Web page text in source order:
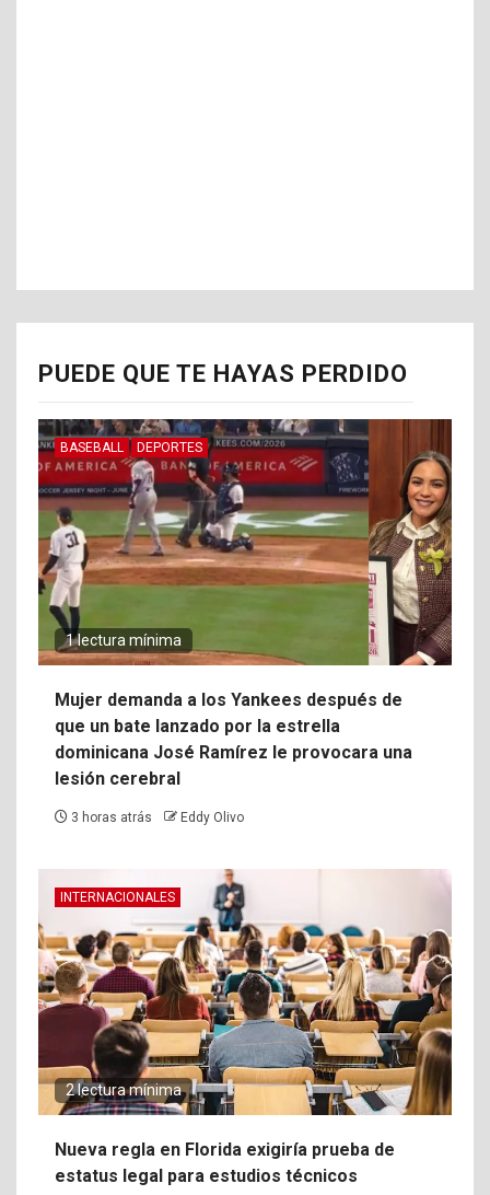
PUEDE QUE TE HAYAS PERDIDO
BASEBALL DEPORTES
1 lectura mínima
Mujer demanda a los Yankees después de
que un bate lanzado por la estrella
dominicana José Ramírez le provocara una
lesión cerebral
3 horas atrás Eddy Olivo
INTERNACIONALES
2 lectura mínima
Nueva regla en Florida exigiría prueba de
estatus legal para estudios técnicos